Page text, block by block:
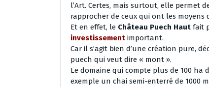
l’Art. Certes, mais surtout, elle permet
rapprocher de ceux qui ont les moyens
Et en effet, le Château Puech Haut fait
investissement important.
Car il s’agit bien d’une création pure,
puech qui veut dire « mont ».
Le domaine qui compte plus de 100 ha
exemple un chai semi-enterré de 1000